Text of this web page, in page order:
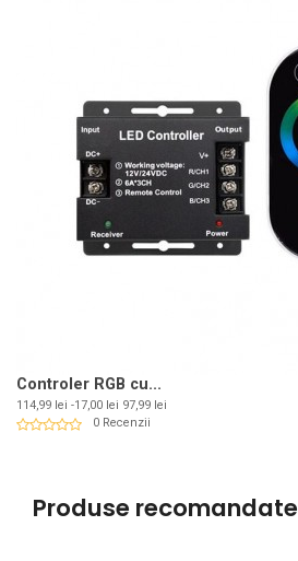
Controler RGB cu...
Pret
de
114,99 lei -17,00 lei Pret
97,99 lei
0 Recenzii
Produse recomandate